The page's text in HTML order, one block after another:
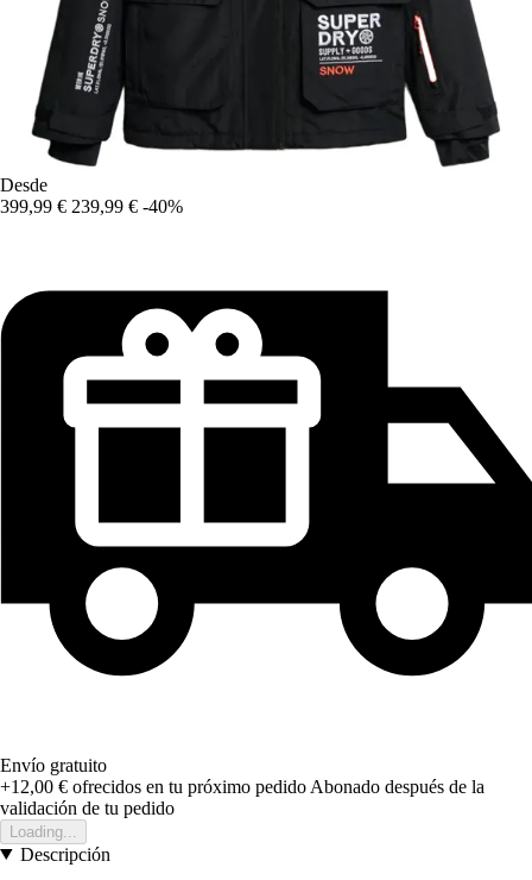
Desde
399,99 € 239,99 € -40%
Envío gratuito
+12,00 € ofrecidos en tu próximo pedido Abonado después de la
validación de tu pedido
Loading...
Descripción